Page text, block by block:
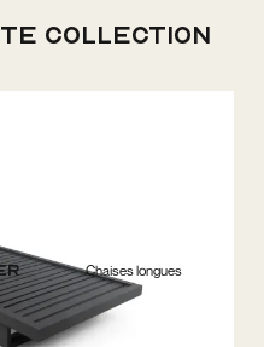
collection
Chaises longues